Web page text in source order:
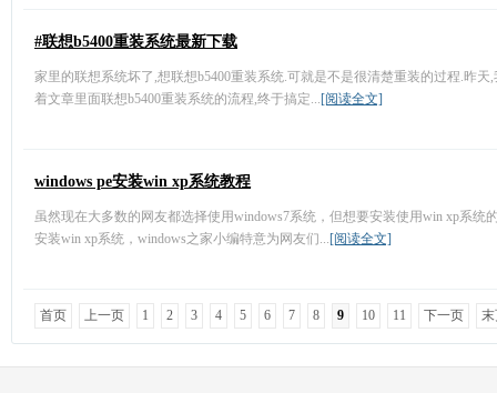
#联想b5400重装系统最新下载
家里的联想系统坏了,想联想b5400重装系统.可就是不是很清楚重装的过程.昨
着文章里面联想b5400重装系统的流程,终于搞定...[阅读全文]
windows pe安装win xp系统教程
虽然现在大多数的网友都选择使用windows7系统，但想要安装使用win xp系统
安装win xp系统，windows之家小编特意为网友们...[阅读全文]
首页 上一页 1 2 3 4 5 6 7 8 9 10 11 下一页